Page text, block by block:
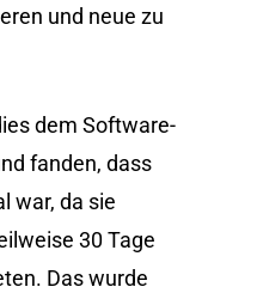
und neue zu
dem Software-
fanden, dass
war, da sie
30 Tage
Das wurde